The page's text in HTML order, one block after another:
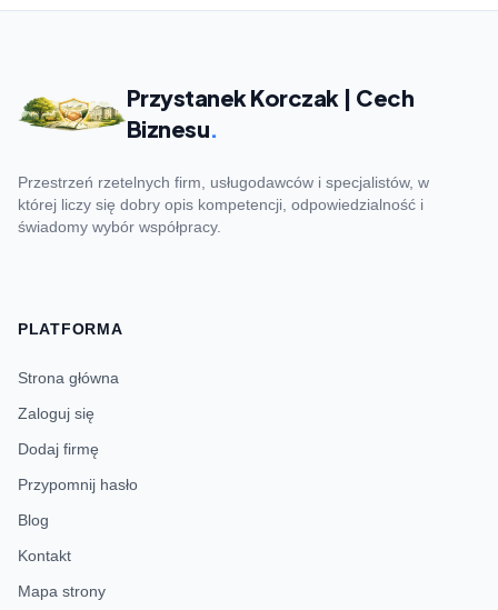
Przystanek Korczak | Cech
Biznesu.
Przestrzeń rzetelnych firm, usługodawców i specjalistów, w
której liczy się dobry opis kompetencji, odpowiedzialność i
świadomy wybór współpracy.
PLATFORMA
Strona główna
Zaloguj się
Dodaj firmę
Przypomnij hasło
Blog
Kontakt
Mapa strony